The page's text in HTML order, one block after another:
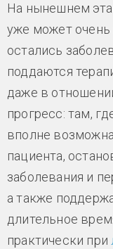
На нынешнем
уже может очень
остались
поддаются
даже в
прогресс: там,
вполне
пациента,
заболевания и
а также
длительное
практически при